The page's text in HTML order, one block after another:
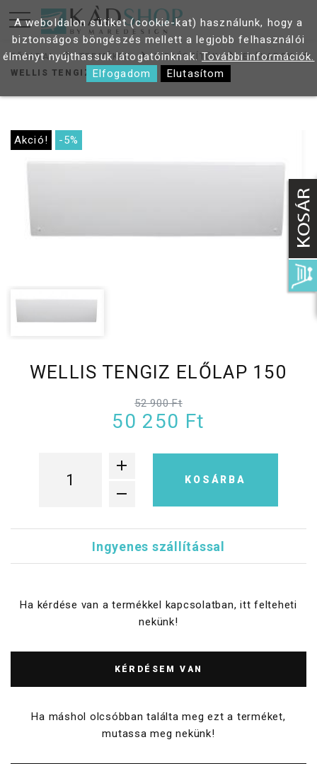
FŐOLDAL TERMÉKEK KIEGÉSZÍTŐK
ELŐLAPOK
WELLIS TENGIZ ELŐLAP 150
Akció! -5%
WELLIS TENGIZ ELŐLAP 150
52 900 Ft
50 250 Ft
KOSÁRBA
Ingyenes szállítással
Ha kérdése van a termékkel kapcsolatban, itt felteheti
nekünk!
KÉRDÉSEM VAN
Ha máshol olcsóbban találta meg ezt a terméket,
mutassa meg nekünk!
A weboldalon sütiket (cookie-kat) használunk, hogy a
biztonságos böngészés mellett a legjobb felhasználói
élményt nyújthassuk látogatóinknak.További információk.
Elfogadom
Elutasítom